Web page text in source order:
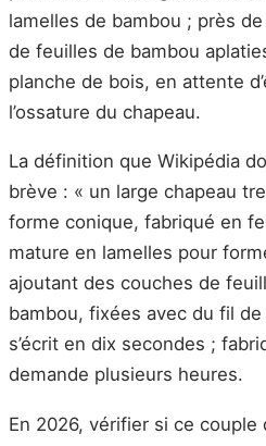
lamelles de bambou ; près
de feuilles de bambou
planche de bois, en attente
l’ossature du chapeau.
La définition que Wikipédia
brève : « un large chapeau
forme conique, fabriqué en
mature en lamelles pour
ajoutant des couches de
bambou, fixées avec du fil de
s’écrit en dix secondes ;
demande plusieurs heures.
En 2026, vérifier si ce